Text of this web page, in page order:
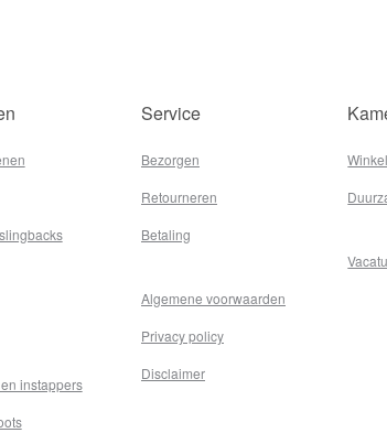
instappers
Service
Bezorgen
Retourneren
Betaling
Algemene voorwaarden
Privacy policy
Disclaimer
Winkel